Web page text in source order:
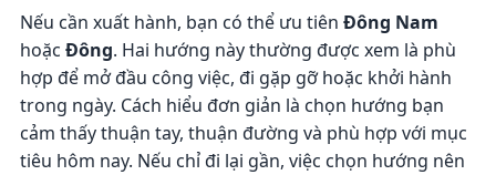
Nếu cần xuất hành, bạn có thể ưu tiên Đông Nam
hoặc Đông. Hai hướng này thường được xem là phù
hợp để mở đầu công việc, đi gặp gỡ hoặc khởi hành
trong ngày. Cách hiểu đơn giản là chọn hướng bạn
cảm thấy thuận tay, thuận đường và phù hợp với mục
tiêu hôm nay. Nếu chỉ đi lại gần, việc chọn hướng nên